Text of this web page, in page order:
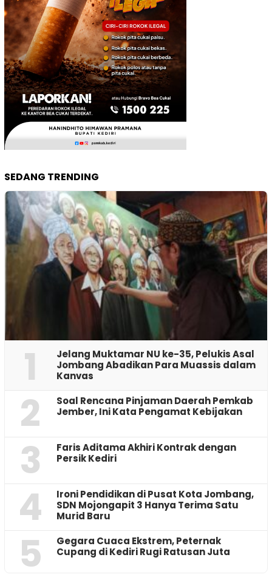
SEDANG TRENDING
1
Jelang Muktamar NU ke-35, Pelukis Asal
Jombang Abadikan Para Muassis dalam
Kanvas
2
‎Soal Rencana Pinjaman Daerah Pemkab
Jember, Ini Kata Pengamat Kebijakan ‎
3
Faris Aditama Akhiri Kontrak dengan
Persik Kediri
4
Ironi Pendidikan di Pusat Kota Jombang,
SDN Mojongapit 3 Hanya Terima Satu
Murid Baru
5
‎Gegara Cuaca Ekstrem, Peternak
Cupang di Kediri Rugi Ratusan Juta